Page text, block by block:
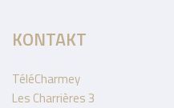
KONTAKT
TéléCharmey
Les Charrières 3